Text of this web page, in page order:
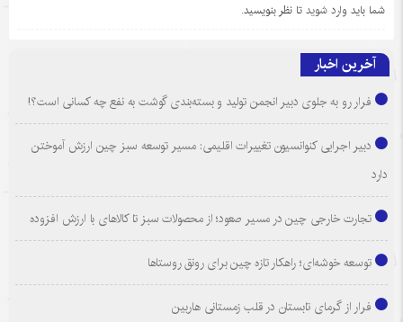
شما باید وارد شوید تا نظر بنویسید.
آخرین اخبار
فرار رو به جلوی دبیر انجمن تولید و بسته‌بندی گوشت به نفع چه کسانی است؟!
دبیر اجرایی کنوانسیون تغییرات اقلیمی: مسیر توسعه سبز چین ارزش آموختن
دارد
تجارت خارجی چین در مسیر صعود؛ از محصولات سبز تا کالاهای با ارزش افزوده
توسعه خوشه‌ای؛ راهکار تازه چین برای رونق روستاها
فرار از گرمای تابستان در قلب زمستانی هاربین